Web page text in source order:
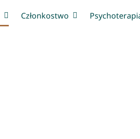
Członkostwo